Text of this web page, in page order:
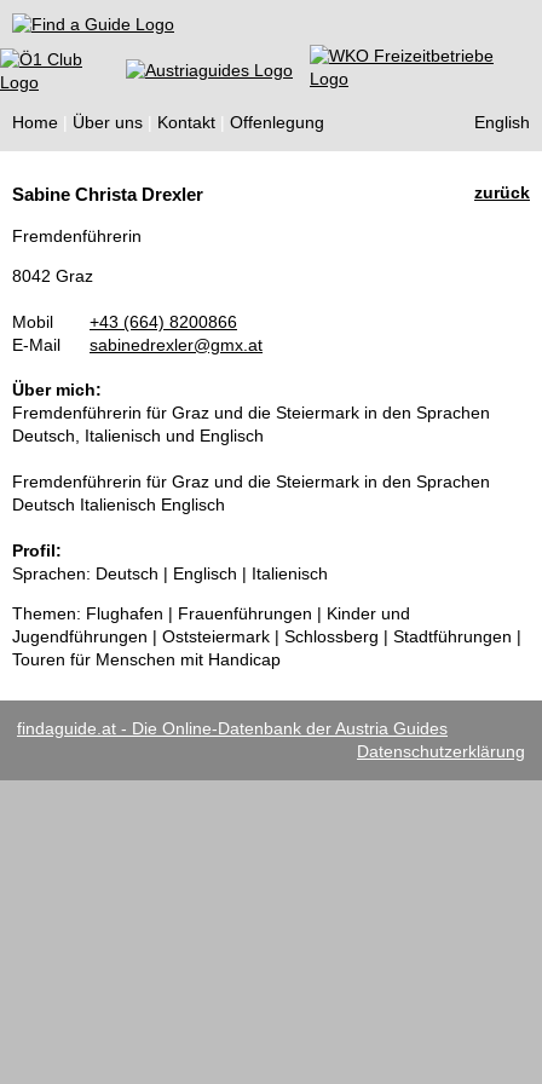
Find a Guide
Home Über uns Kontakt Offenlegung English
Guides
zurück
Sabine Christa Drexler
Fremdenführerin
8042 Graz
Mobil
+43 (664) 8200866
E-Mail
sabinedrexler@gmx.at
Über mich:
Fremdenführerin für Graz und die Steiermark in den Sprachen
Deutsch, Italienisch und Englisch
Fremdenführerin für Graz und die Steiermark in den Sprachen
Deutsch Italienisch Englisch
Profil:
Sprachen: Deutsch | Englisch | Italienisch
Themen: Flughafen | Frauenführungen | Kinder und
Jugendführungen | Oststeiermark | Schlossberg | Stadtführungen |
Touren für Menschen mit Handicap
findaguide.at - Die Online-Datenbank der Austria Guides
Datenschutzerklärung